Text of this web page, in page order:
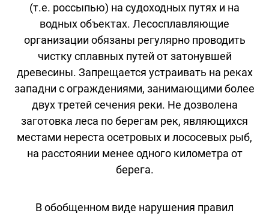
(т.е. россыпью) на судоходных путях и на
водных объектах. Лесосплавляющие
организации обязаны регулярно проводить
чистку сплавных путей от затонувшей
древесины. Запрещается устраивать на реках
западни с ограждениями, занимающими более
двух третей сечения реки. Не дозволена
заготовка леса по берегам рек, являющихся
местами нереста осетровых и лососевых рыб,
на расстоянии менее одного километра от
берега.
В обобщенном виде нарушения правил